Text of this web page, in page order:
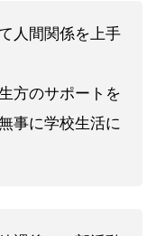
人間関係を上手
方のサポートを
事に学校生活に